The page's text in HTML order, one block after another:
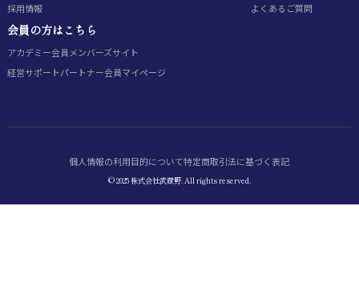
採用情報
よくあるご質問
会員の方はこちら
アカデミー会員 メンバーズサイト
経営サポートパートナー会員マイページ
個人情報の利用目的について特定商取引法に基づく表記
© 2025 株式会社武蔵野. All rights reserved.